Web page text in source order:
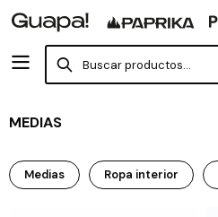
MEDIAS
Medias Ropa interior